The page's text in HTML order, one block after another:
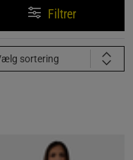
Filtrer
sortering